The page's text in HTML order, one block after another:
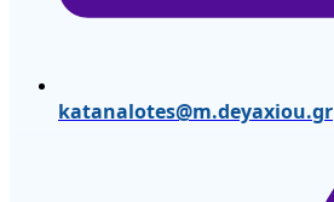
katanalotes@m.deyaxiou.gr